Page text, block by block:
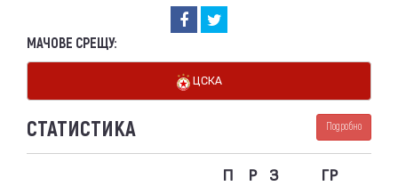
МАЧОВЕ СРЕЩУ:
ЦСКА
СТАТИСТИКА Подробно
П Р З ГР